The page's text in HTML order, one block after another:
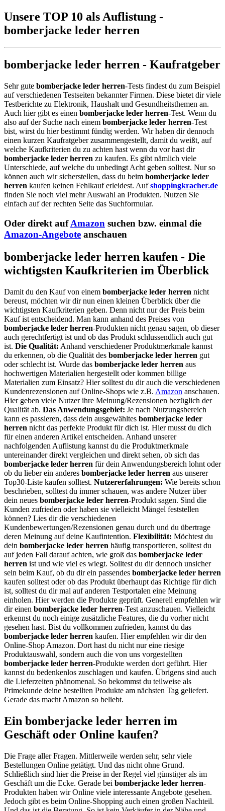
Unsere TOP 10 als Auflistung -
bomberjacke leder herren
bomberjacke leder herren - Kaufratgeber
Sehr gute bomberjacke leder herren-Tests findest du zum Beispiel
auf verschiedenen Testseiten bekannter Firmen. Diese bietet dir viele
Testberichte zu Elektronik, Haushalt und Gesundheitsthemen an.
Auch hier gibt es einen bomberjacke leder herren-Test. Wenn du
also auf der Suche nach einem bomberjacke leder herren-Test
bist, wirst du hier bestimmt fündig werden. Wir haben dir dennoch
einen kurzen Kaufratgeber zusammengestellt, damit du weißt, auf
welche Kaufkriterien du zu achten hast wenn du vor hast dir
bomberjacke leder herren zu kaufen. Es gibt nämlich viele
Unterschiede, auf welche du unbedingt Acht geben solltest. Nur so
können auch wir sicherstellen, dass du beim bomberjacke leder
herren kaufen keinen Fehlkauf erleidest. Aufshoppingkracher.de
finden Sie noch viel mehr Auswahl an Produkten. Nutzen Sie
einfach auf der rechten Seite das Suchformular.
Oder direkt aufAmazon suchen bzw. einmal die
Amazon-Angebote anschauen
bomberjacke leder herren kaufen - Die
wichtigsten Kaufkriterien im Überblick
Damit du den Kauf von einem bomberjacke leder herren nicht
bereust, möchten wir dir nun einen kleinen Überblick über die
wichtigsten Kaufkriterien geben. Denn nicht nur der Preis beim
Kauf ist entscheidend. Man kann anhand des Preises von
bomberjacke leder herren-Produkten nicht genau sagen, ob dieser
auch gerechtfertigt ist und ob das Produkt schlussendlich auch gut
ist. Die Qualität: Anhand verschiedener Produktmerkmale kannst
du erkennen, ob die Qualität des bomberjacke leder herren gut
oder schlecht ist. Wurde das bomberjacke leder herren aus
hochwertigen Materialien hergestellt oder kommen billige
Materialien zum Einsatz? Hier solltest du dir auch die verschiedenen
Kundenrezensionen auf Online-Shops wie z.B. Amazon anschauen.
Hier geben viele Nutzer ihre Meinung/Rezensionen bezüglich der
Qualität ab. Das Anwendungsgebiet: Je nach Nutzungsbereich
kann es passieren, dass dein ausgewähltes bomberjacke leder
herren nicht das perfekte Produkt für dich ist. Hier musst du dich
für einen anderen Artikel entscheiden. Anhand unserer
nachfolgenden Auflistung kannst du die Produktmerkmale
untereinander direkt vergleichen und direkt sehen, ob sich das
bomberjacke leder herren für dein Anwendungsbereich lohnt oder
ob du lieber ein anderes bomberjacke leder herren aus unserer
Top30-Liste kaufen solltest. Nutzererfahrungen: Wie bereits schon
beschrieben, solltest du immer schauen, was andere Nutzer über
dein neues bomberjacke leder herren-Produkt sagen. Sind die
Kunden zufrieden oder haben sie vielleicht Mängel feststellen
können? Lies dir die verschiedenen
Kundenbewertungen/Rezensionen genau durch und du übertrage
deren Meinung auf deine Kaufintention. Flexibilität: Möchtest du
dein bomberjacke leder herren häufig transportieren, solltest du
auf jeden Fall darauf achten, wie groß das bomberjacke leder
herren ist und wie viel es wiegt. Solltest du dir dennoch unsicher
sein beim Kauf, ob du dir ein passendes bomberjacke leder herren
kaufen solltest oder ob das Produkt überhaupt das Richtige für dich
ist, solltest du dir mal auf anderen Testportalen eine Meinung
einholen. Hier werden die Produkte geprüft. Generell empfehlen wir
dir einen bomberjacke leder herren-Test anzuschauen. Vielleicht
erkennst du noch einige zusätzliche Features, die du vorher nicht
gesehen hast. Bist du vollkommen zufrieden, kannst du das
bomberjacke leder herren kaufen. Hier empfehlen wir dir den
Online-Shop Amazon. Dort hast du nicht nur eine riesige
Produktauswahl, sondern auch die von uns vorgestellten
bomberjacke leder herren-Produkte werden dort geführt. Hier
kannst du bedenkenlos zuschlagen und kaufen. Übrigens sind auch
die Lieferzeiten phänomenal. So bekommst du teilweise als
Primekunde deine bestellten Produkte am nächsten Tag geliefert.
Gerade das macht Amazon so beliebt.
Ein bomberjacke leder herren im
Geschäft oder Online kaufen?
Die Frage aller Fragen. Mittlerweile werden sehr, sehr viele
Bestellungen Online getätigt. Und das nicht ohne Grund.
Schließlich sind hier die Preise in der Regel viel günstiger als im
Geschäft um die Ecke. Gerade bei bomberjacke leder herren-
Produkten haben wir Online viele interessante Angebote gesehen.
Jedoch gibt es beim Online-Shopping auch einen großen Nachteil.